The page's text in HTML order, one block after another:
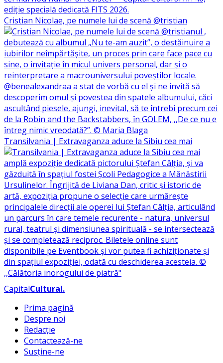
Cristian Nicolae, pe numele lui de scenă @tristian
Transilvania | Extravaganza aduce la Sibiu cea mai
CapitalCultural.
Prima pagină
Despre noi
Redacție
Contactează-ne
Susține-ne